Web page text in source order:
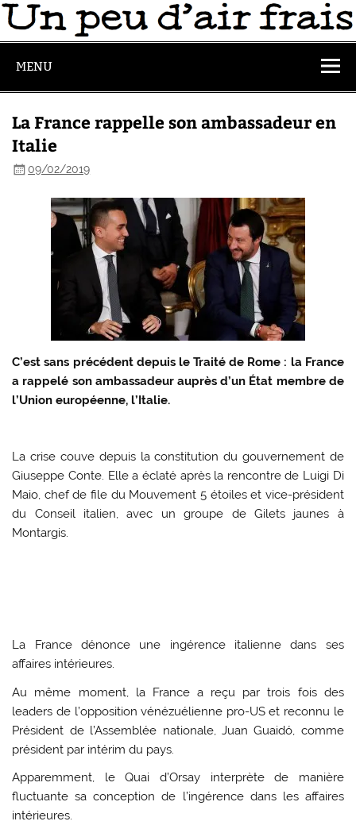
MENU
La France rappelle son ambassadeur en
Italie
09/02/2019
C’est sans précédent depuis le Traité de Rome : la France
a rappelé son ambassadeur auprès d’un État membre de
l’Union européenne, l’Italie.
La crise couve depuis la constitution du gouvernement de
Giuseppe Conte. Elle a éclaté après la rencontre de Luigi Di
Maio, chef de file du Mouvement 5 étoiles et vice-président
du Conseil italien, avec un groupe de Gilets jaunes à
Montargis.
La France dénonce une ingérence italienne dans ses
affaires intérieures.
Au même moment, la France a reçu par trois fois des
leaders de l’opposition vénézuélienne pro-US et reconnu le
Président de l’Assemblée nationale, Juan Guaidó, comme
président par intérim du pays.
Apparemment, le Quai d’Orsay interprète de manière
fluctuante sa conception de l’ingérence dans les affaires
intérieures.